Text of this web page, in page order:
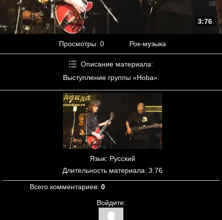
3:76
Просмотры: 0 Рок-музыка
Описание материала:
Выступление группы «Hoba».
Язык: Русский
Длительность материала: 3:76
Всего комментариев: 0
Войдите: